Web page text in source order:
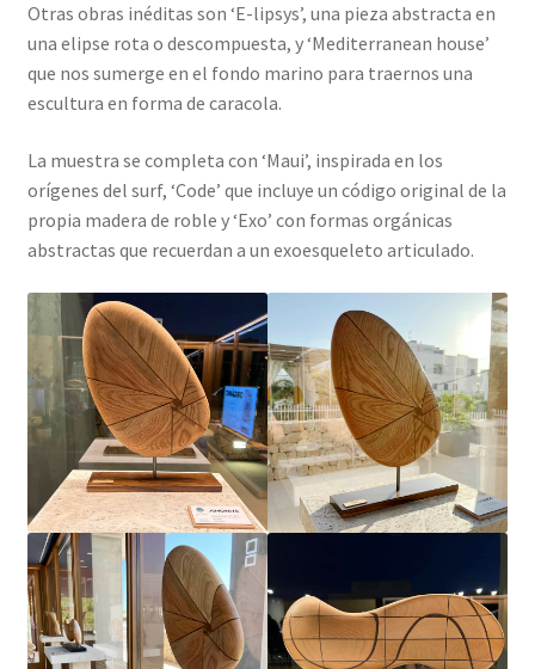
Otras obras inéditas son ‘E-lipsys’, una pieza abstracta en
una elipse rota o descompuesta, y ‘Mediterranean house’
que nos sumerge en el fondo marino para traernos una
escultura en forma de caracola.
La muestra se completa con ‘Maui’, inspirada en los
orígenes del surf, ‘Code’ que incluye un código original de la
propia madera de roble y ‘Exo’ con formas orgánicas
abstractas que recuerdan a un exoesqueleto articulado.